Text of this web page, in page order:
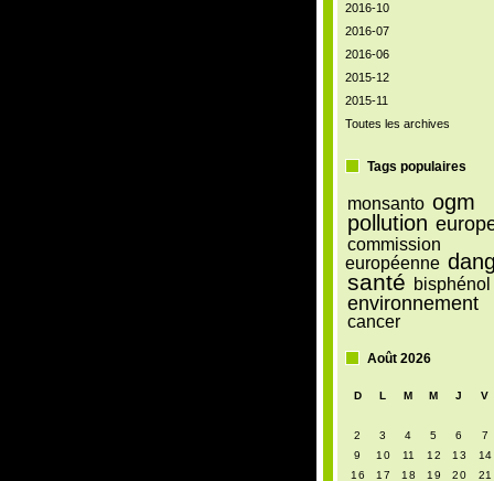
2016-10
2016-07
2016-06
2015-12
2015-11
Toutes les archives
Tags populaires
monsanto ogm
pollution
commission
européenne
santé bisphénol
environnement
cancer
Août 2026
D L M M J V
2
3 4 5 6 7
9
10 11 12 13 14
16
17 18 19 20 21